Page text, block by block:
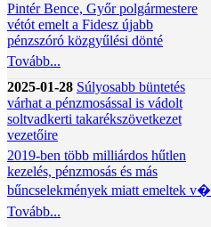
Pintér Bence, Győr polgármestere
vétót emelt a Fidesz újabb
pénzszóró közgyűlési dönté
Tovább...
2025-01-28 Súlyosabb büntetés
várhat a pénzmosással is vádolt
soltvadkerti takarékszövetkezet
vezetőire
2019-ben több milliárdos hűtlen
kezelés, pénzmosás és más
bűncselekmények miatt emeltek v�
Tovább...